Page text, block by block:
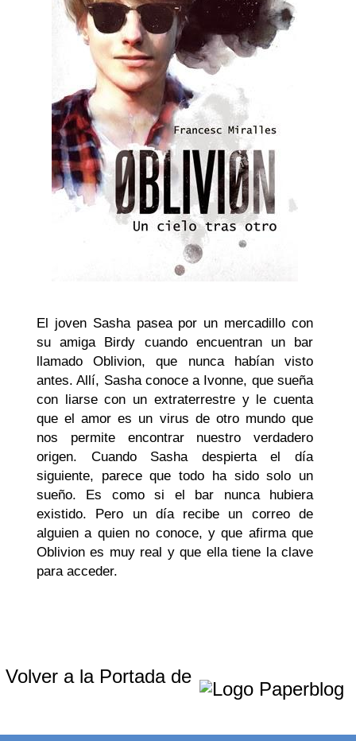
El joven Sasha pasea por un mercadillo con
su amiga Birdy cuando encuentran un bar
llamado Oblivion, que nunca habían visto
antes. Allí, Sasha conoce a Ivonne, que sueña
con liarse con un extraterrestre y le cuenta
que el amor es un virus de otro mundo que
nos permite encontrar nuestro verdadero
origen. Cuando Sasha despierta el día
siguiente, parece que todo ha sido solo un
sueño. Es como si el bar nunca hubiera
existido. Pero un día recibe un correo de
alguien a quien no conoce, y que afirma que
Oblivion es muy real y que ella tiene la clave
para acceder.
Volver a la Portada de